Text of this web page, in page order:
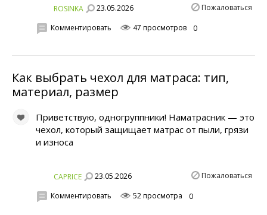
ROSINKA 23.05.2026 Пожаловаться
Комментировать 47 просмотров 0
Как выбрать чехол для матраса: тип,
материал, размер
Приветствую, одногруппники! Наматрасник — это
чехол, который защищает матрас от пыли, грязи
и износа
CAPRICE 23.05.2026 Пожаловаться
Комментировать 52 просмотра 0